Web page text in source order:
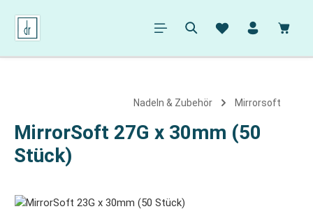
springen
Nadeln & Zubehör Mirrorsoft
MirrorSoft 27G x 30mm (50
Stück)
Bildergalerie überspringen